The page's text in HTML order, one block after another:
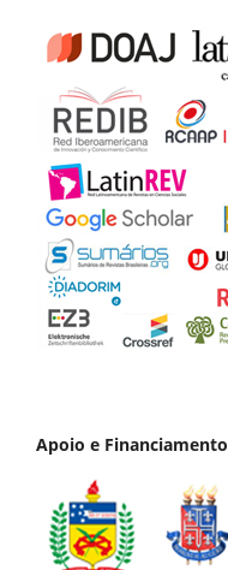
Apoio e Financiamento